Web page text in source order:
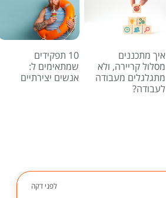
איך מתכננים
מסלול קריירה, ולא
מתגלגלים מעבודה
לעבודה?
10 תפקידים
שמתאימים ל:
אנשים יצירתיים
לפני דקה